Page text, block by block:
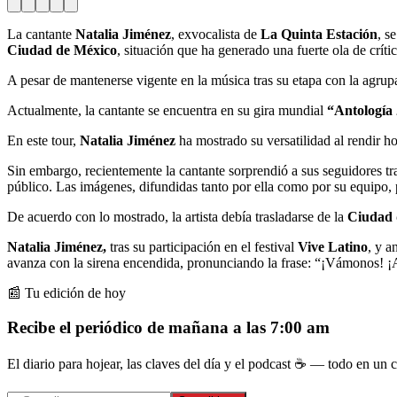
La cantante Natalia Jiménez, exvocalista de La Quinta Estación,
Ciudad de México, situación que ha generado una fuerte ola de
A pesar de mantenerse vigente en la música tras su etapa con la
Actualmente, la cantante se encuentra en su gira mundial “Antología
En este tour, Natalia Jiménez ha mostrado su versatilidad al rendir
Sin embargo, recientemente la cantante sorprendió a sus seguidores
público. Las imágenes, difundidas tanto por ella como por su
De acuerdo con lo mostrado, la artista debía trasladarse de la Ciudad
Natalia Jiménez, tras su participación en el festival Vive Latino, y
avanza con la sirena encendida, pronunciando la frase: “¡Vámonos!
📰 Tu edición de hoy
Recibe el periódico de mañana a las 7:00 am
El diario para hojear, las claves del día y el podcast ☕ — todo en un